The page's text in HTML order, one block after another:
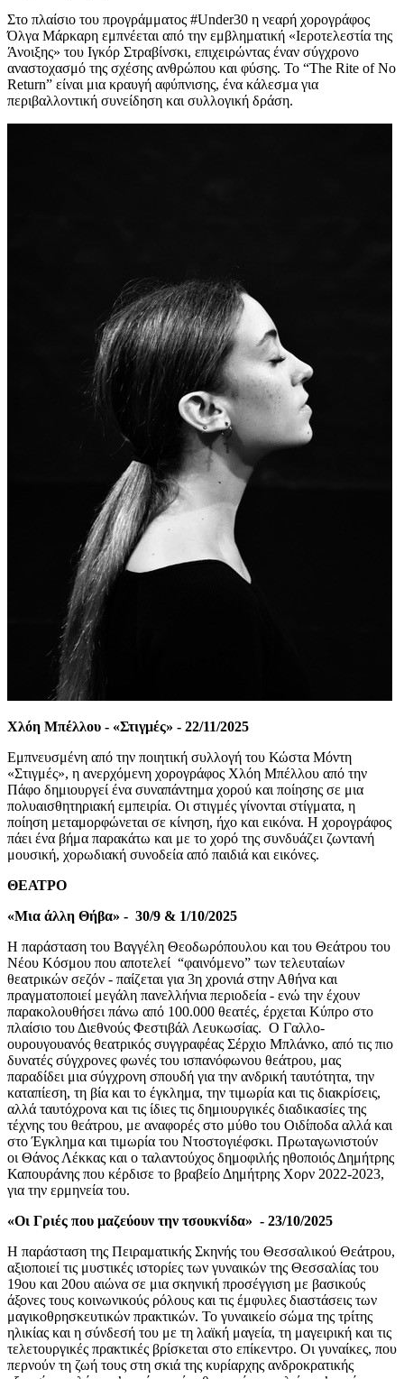
Στο πλαίσιο του προγράμματος #Under30 η νεαρή χορογράφος
Όλγα Μάρκαρη εμπνέεται από την εμβληματική «Ιεροτελεστία της
Άνοιξης» του Ιγκόρ Στραβίνσκι, επιχειρώντας έναν σύγχρονο
αναστοχασμό της σχέσης ανθρώπου και φύσης. Το “The Rite of No
Return” είναι μια κραυγή αφύπνισης, ένα κάλεσμα για
περιβαλλοντική συνείδηση και συλλογική δράση.
Χλόη Μπέλλου - «Στιγμές» - 22/11/2025
Εμπνευσμένη από την ποιητική συλλογή του Κώστα Μόντη
«Στιγμές», η ανερχόμενη χορογράφος Χλόη Μπέλλου από την
Πάφο δημιουργεί ένα συναπάντημα χορού και ποίησης σε μια
πολυαισθητηριακή εμπειρία. Οι στιγμές γίνονται στίγματα, η
ποίηση μεταμορφώνεται σε κίνηση, ήχο και εικόνα. Η χορογράφος
πάει ένα βήμα παρακάτω και με το χορό της συνδυάζει ζωντανή
μουσική, χορωδιακή συνοδεία από παιδιά και εικόνες.
ΘΕΑΤΡΟ
«Μια άλλη Θήβα» - 30/9 & 1/10/2025
Η παράσταση του Βαγγέλη Θεοδωρόπουλου και του Θεάτρου του
Νέου Κόσμου που αποτελεί “φαινόμενο” των τελευταίων
θεατρικών σεζόν - παίζεται για 3η χρονιά στην Αθήνα και
πραγματοποιεί μεγάλη πανελλήνια περιοδεία - ενώ την έχουν
παρακολουθήσει πάνω από 100.000 θεατές, έρχεται Κύπρο στο
πλαίσιο του Διεθνούς Φεστιβάλ Λευκωσίας. Ο Γαλλο-
ουρουγουανός θεατρικός συγγραφέας Σέρχιο Μπλάνκο, από τις πιο
δυνατές σύγχρονες φωνές του ισπανόφωνου θεάτρου, μας
παραδίδει μια σύγχρονη σπουδή για την ανδρική ταυτότητα, την
καταπίεση, τη βία και το έγκλημα, την τιμωρία και τις διακρίσεις,
αλλά ταυτόχρονα και τις ίδιες τις δημιουργικές διαδικασίες της
τέχνης του θεάτρου, με αναφορές στο μύθο του Οιδίποδα αλλά και
στο Έγκλημα και τιμωρία του Ντοστογιέφσκι. Πρωταγωνιστούν
οι Θάνος Λέκκας και ο ταλαντούχος δημοφιλής ηθοποιός Δημήτρης
Καπουράνης που κέρδισε το βραβείο Δημήτρης Χορν 2022-2023,
για την ερμηνεία του.
«Οι Γριές που μαζεύουν την τσουκνίδα» - 23/10/2025
Η παράσταση της Πειραματικής Σκηνής του Θεσσαλικού Θεάτρου,
αξιοποιεί τις μυστικές ιστορίες των γυναικών της Θεσσαλίας του
19ου και 20ου αιώνα σε μια σκηνική προσέγγιση με βασικούς
άξονες τους κοινωνικούς ρόλους και τις έμφυλες διαστάσεις των
μαγικοθρησκευτικών πρακτικών. Το γυναικείο σώμα της τρίτης
ηλικίας και η σύνδεσή του με τη λαϊκή μαγεία, τη μαγειρική και τις
τελετουργικές πρακτικές βρίσκεται στο επίκεντρο. Οι γυναίκες, που
περνούν τη ζωή τους στη σκιά της κυρίαρχης ανδροκρατικής